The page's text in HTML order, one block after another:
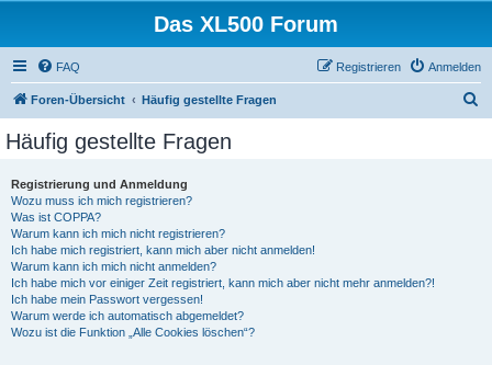
Das XL500 Forum
FAQ Anmelden
Registrieren
Foren-Übersicht Häufig gestellte Fragen
Häufig gestellte Fragen
Registrierung und Anmeldung
Wozu muss ich mich registrieren?
Was ist COPPA?
Warum kann ich mich nicht registrieren?
Ich habe mich registriert, kann mich aber nicht anmelden!
Warum kann ich mich nicht anmelden?
Ich habe mich vor einiger Zeit registriert, kann mich aber nicht mehr anmelden?!
Ich habe mein Passwort vergessen!
Warum werde ich automatisch abgemeldet?
Wozu ist die Funktion „Alle Cookies löschen“?